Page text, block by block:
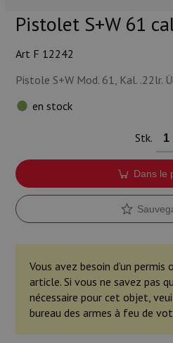
Pistolet S+W 61
Art F 12242
Pistole S+W Mod. 61, Kal. .22lr.
en stock
Stk.
Dans le
Vous avez besoin d’un
article. Si vous ne savez pas
nécessaire pour cet objet,
bureau des armes à feu de